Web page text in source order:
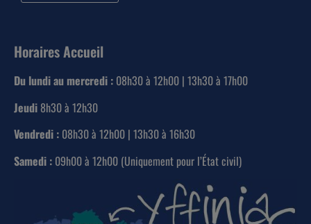
Horaires Accueil
Du lundi au mercredi : 08h30 à 12h00 | 13h30 à 17h00
Jeudi 8h30 à 12h30
Vendredi : 08h30 à 12h00 | 13h30 à 16h30
Samedi : 09h00 à 12h00 (Uniquement pour l’État civil)